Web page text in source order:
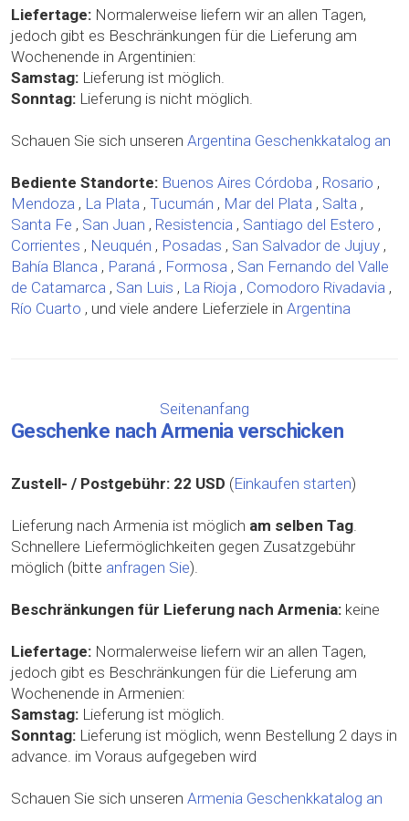
Liefertage: Normalerweise liefern wir an allen Tagen,
jedoch gibt es Beschränkungen für die Lieferung am
Wochenende in Argentinien:
Samstag: Lieferung ist möglich.
Sonntag: Lieferung is nicht möglich.
Schauen Sie sich unseren Argentina Geschenkkatalog an
Bediente Standorte: Buenos Aires Córdoba , Rosario ,
Mendoza , La Plata , Tucumán , Mar del Plata , Salta ,
Santa Fe , San Juan , Resistencia , Santiago del Estero ,
Corrientes , Neuquén , Posadas , San Salvador de Jujuy ,
Bahía Blanca , Paraná , Formosa , San Fernando del Valle
de Catamarca , San Luis , La Rioja , Comodoro Rivadavia ,
Río Cuarto , und viele andere Lieferziele in Argentina
Seitenanfang
Geschenke nach Armenia verschicken
Zustell- / Postgebühr: 22 USD (Einkaufen starten)
Lieferung nach Armenia ist möglich am selben Tag.
Schnellere Liefermöglichkeiten gegen Zusatzgebühr
möglich (bitte anfragen Sie).
Beschränkungen für Lieferung nach Armenia: keine
Liefertage: Normalerweise liefern wir an allen Tagen,
jedoch gibt es Beschränkungen für die Lieferung am
Wochenende in Armenien:
Samstag: Lieferung ist möglich.
Sonntag: Lieferung ist möglich, wenn Bestellung 2 days in
advance. im Voraus aufgegeben wird
Schauen Sie sich unseren Armenia Geschenkkatalog an